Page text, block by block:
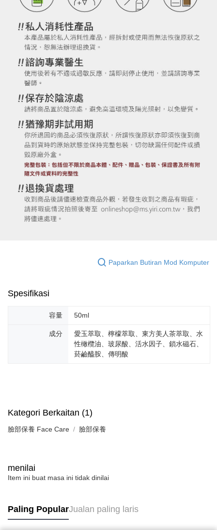
Paparkan Butiran Mod Komputer
Spesifikasi
容量 50ml
成分
愛玉萃取、檸檬萃取、東方美人茶萃取、水
性橄欖油、玻尿酸、活水因子、鎖水磁石、
菸鹼醯胺、傳明酸
Kategori Berkaitan (1)
臉部保養 Face Care 臉部保養
menilai
Item ini buat masa ini tidak dinilai
Paling PopularJualan paling laris